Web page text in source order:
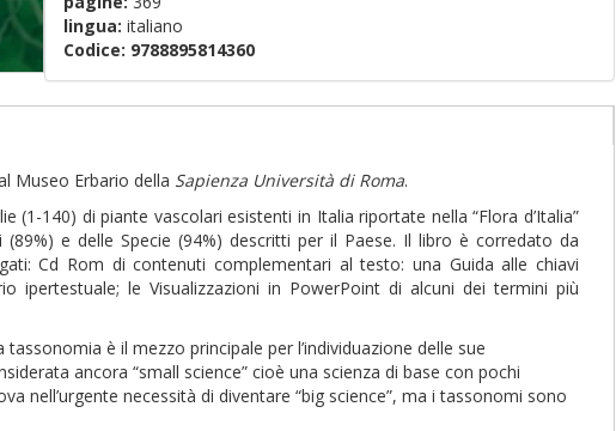
lingua: italiano
Codice: 9788895814360
Museo Erbario della Sapienza Università di Roma.
140) di piante vascolari esistenti in Italia riportate nella “Flora d’Italia”
e delle Specie (94%) descritti per il Paese. Il libro è corredato da
Cd Rom di contenuti complementari al testo: una Guida alle chiavi
ipertestuale; le Visualizzazioni in PowerPoint di alcuni dei termini più
è il mezzo principale per l’individuazione delle sue
ancora “small science” cioè una scienza di base con pochi
nell’urgente necessità di diventare “big science”, ma i tassonomi sono